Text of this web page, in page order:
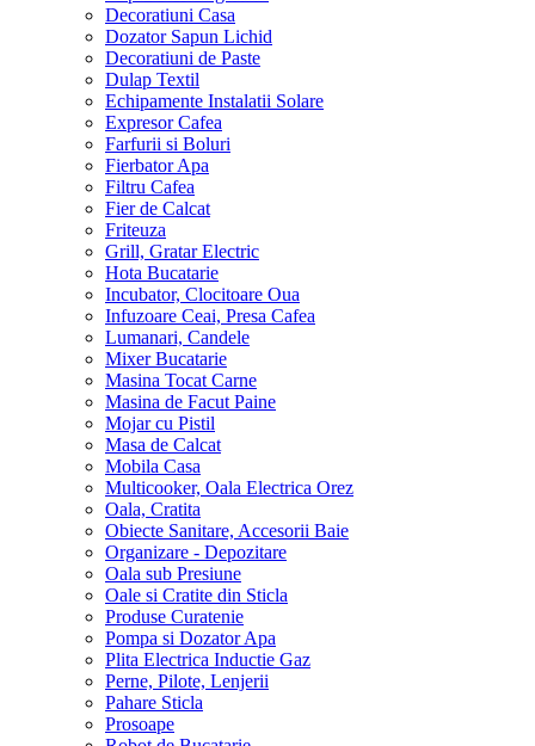
Decoratiuni Casa
Dozator Sapun Lichid
Decoratiuni de Paste
Dulap Textil
Echipamente Instalatii Solare
Expresor Cafea
Farfurii si Boluri
Fierbator Apa
Filtru Cafea
Fier de Calcat
Friteuza
Grill, Gratar Electric
Hota Bucatarie
Incubator, Clocitoare Oua
Infuzoare Ceai, Presa Cafea
Lumanari, Candele
Mixer Bucatarie
Masina Tocat Carne
Masina de Facut Paine
Mojar cu Pistil
Masa de Calcat
Mobila Casa
Multicooker, Oala Electrica Orez
Oala, Cratita
Obiecte Sanitare, Accesorii Baie
Organizare - Depozitare
Oala sub Presiune
Oale si Cratite din Sticla
Produse Curatenie
Pompa si Dozator Apa
Plita Electrica Inductie Gaz
Perne, Pilote, Lenjerii
Pahare Sticla
Prosoape